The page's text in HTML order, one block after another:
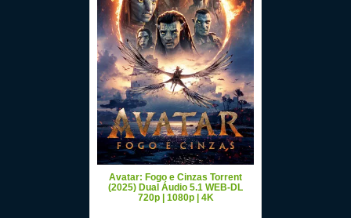
Avatar: Fogo e Cinzas Torrent
(2025) Dual Áudio 5.1 WEB-DL
720p | 1080p | 4K